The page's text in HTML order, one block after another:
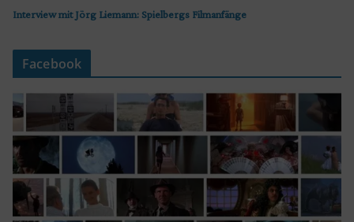
Interview mit Jörg Liemann: Spielbergs Filmanfänge
Facebook